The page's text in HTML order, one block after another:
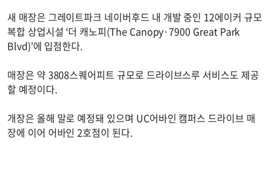
새 매장은 그레이트파크 네이버후드 내 개발 중인 12에이커 규모
복합 상업시설 ‘더 캐노피(The Canopy·7900 Great Park
Blvd)’에 입점한다.
매장은 약 3808스퀘어피트 규모로 드라이브스루 서비스도 제공
할 예정이다.
개장은 올해 말로 예정돼 있으며 UC어바인 캠퍼스 드라이브 매
장에 이어 어바인 2호점이 된다.